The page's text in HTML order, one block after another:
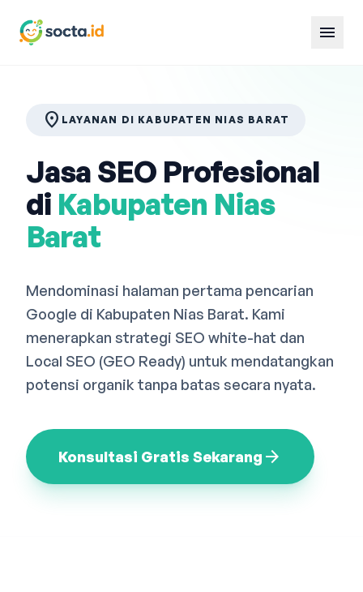
menu
Bahasa Indonesia English 中文
location_on LAYANAN DI KABUPATEN NIAS BARAT
Jasa SEO Profesional
di Kabupaten Nias
Barat
Mendominasi halaman pertama pencarian
Google di Kabupaten Nias Barat. Kami
menerapkan strategi SEO white-hat dan
Local SEO (GEO Ready) untuk mendatangkan
potensi organik tanpa batas secara nyata.
Konsultasi Gratis Sekarang arrow_forward